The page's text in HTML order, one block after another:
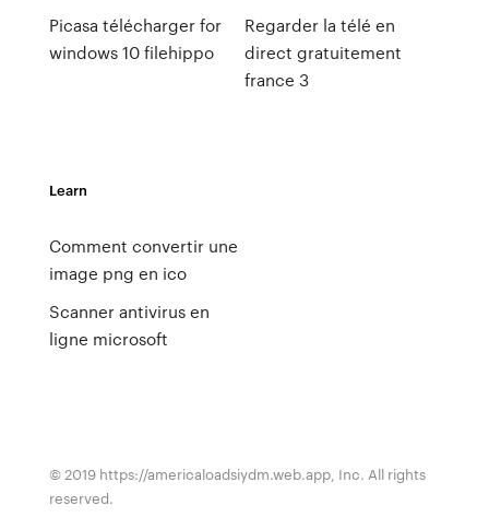
Picasa télécharger for
windows 10 filehippo
Regarder la télé en
direct gratuitement
france 3
Learn
Comment convertir une
image png en ico
Scanner antivirus en
ligne microsoft
© 2019 https://americaloadsiydm.web.app, Inc. All rights
reserved.